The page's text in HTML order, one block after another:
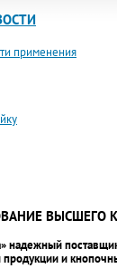
применения
ВЫСШЕГО
надежный
и